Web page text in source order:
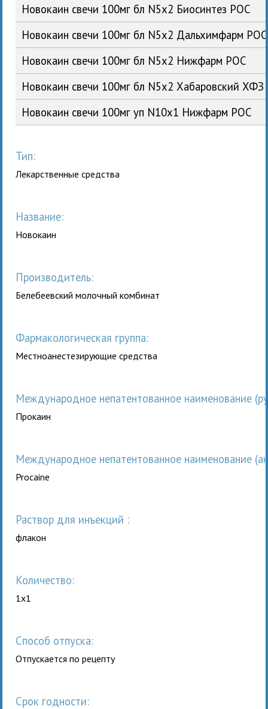
Новокаин свечи 100мг бл N5x2 Биосинтез РОС
Новокаин свечи 100мг бл N5x2 Дальхимфарм РОС
Новокаин свечи 100мг бл N5x2 Нижфарм РОС
Новокаин свечи 100мг бл N5x2 Хабаровский
Новокаин свечи 100мг уп N10x1 Нижфарм РОС
Тип:
Лекарственные средства
Название:
Новокаин
Производитель:
Белебеевский молочный комбинат
Фармакологическая группа:
Местноанестезирующие средства
Международное непатентованное наименование
Прокаин
Международное непатентованное наименование
Procaine
раствор для инъекций :
флакон
Количество:
1x1
Способ отпуска:
Отпускается по рецепту
Срок годности: